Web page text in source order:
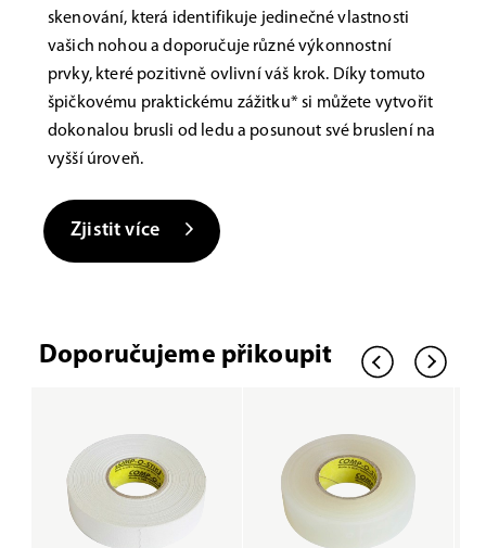
skenování, která identifikuje jedinečné vlastnosti
vašich nohou a doporučuje různé výkonnostní
prvky, které pozitivně ovlivní váš krok. Díky tomuto
špičkovému praktickému zážitku* si můžete vytvořit
dokonalou brusli od ledu a posunout své bruslení na
vyšší úroveň.
Zjistit více
Doporučujeme přikoupit